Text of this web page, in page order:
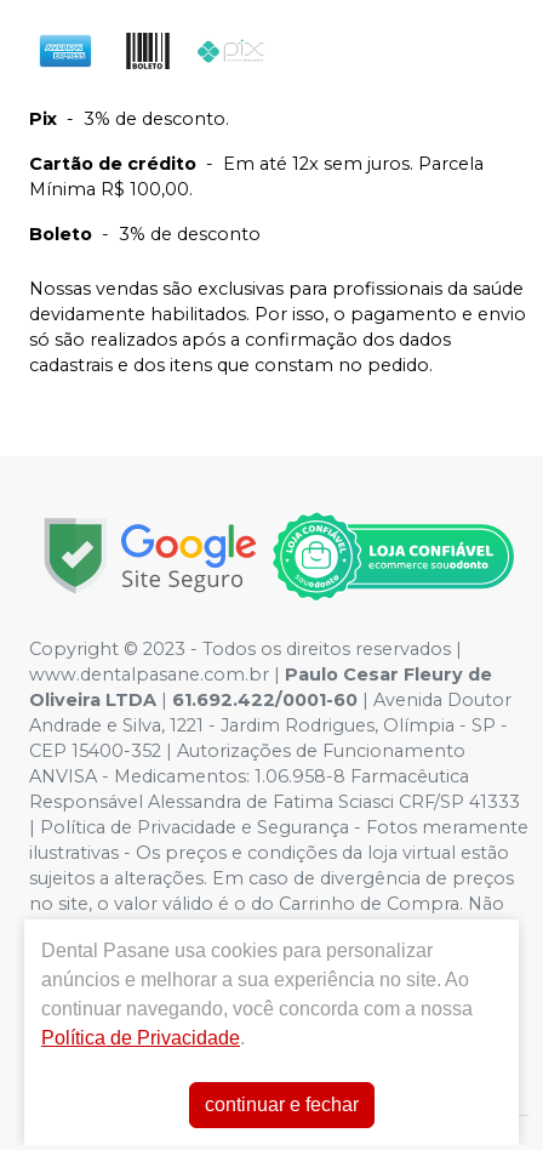
Pix - 3% de desconto.
Cartão de crédito - Em até 12x sem juros. Parcela
Mínima R$ 100,00.
Boleto - 3% de desconto
Nossas vendas são exclusivas para profissionais da saúde
devidamente habilitados. Por isso, o pagamento e envio
só são realizados após a confirmação dos dados
cadastrais e dos itens que constam no pedido.
Copyright © 2023 - Todos os direitos reservados |
www.dentalpasane.com.br | Paulo Cesar Fleury de
Oliveira LTDA | 61.692.422/0001-60 | Avenida Doutor
Andrade e Silva, 1221 - Jardim Rodrigues, Olímpia - SP -
CEP 15400-352 | Autorizações de Funcionamento
ANVISA - Medicamentos: 1.06.958-8 Farmacêutica
Responsável Alessandra de Fatima Sciasci CRF/SP 41333
| Política de Privacidade e Segurança - Fotos meramente
ilustrativas - Os preços e condições da loja virtual estão
sujeitos a alterações. Em caso de divergência de preços
no site, o valor válido é o do Carrinho de Compra. Não
direito de não atender compras de grandes volumes
pelo site.Importante:Ofertas válidas enquanto
durarem os estoques. Vendas sujeitas a análise,
disponibilidade e confirmação de dados pela Dental
PARA OFERTAS DA CATEGORIA SALDÃO.
Dental Pasane usa cookies para personalizar
anúncios e melhorar a sua experiência no site. Ao
continuar navegando, você concorda com a nossa
Política de Privacidade.
continuar e fechar